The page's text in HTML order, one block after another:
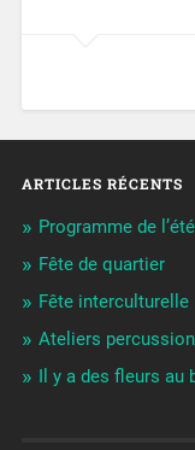
ARTICLES RÉCENTS
Programme de
Fête de quartier
Fête interculturelle
Ateliers
Il y a des fleurs au